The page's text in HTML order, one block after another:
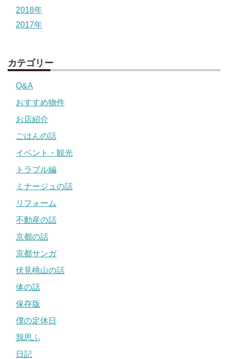
2018年
2017年
カテゴリー
Q&A
おすすめ物件
お店紹介
ごはんの話
イベント・観光
トラブル編
ミナージュの話
リフォーム
不動産の話
京都の話
京都サンガ
伏見桃山の話
体の話
保存版
僕の定休日
我思ふ
日記